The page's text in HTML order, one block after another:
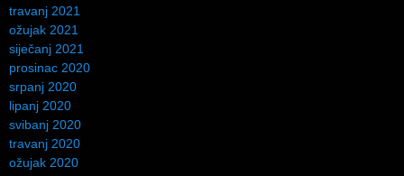
travanj 2021
ožujak 2021
siječanj 2021
prosinac 2020
srpanj 2020
lipanj 2020
svibanj 2020
travanj 2020
ožujak 2020